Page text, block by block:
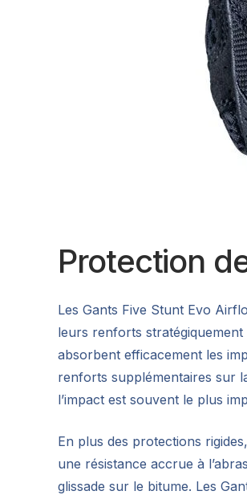
Protection
Les Gants Five Stunt Evo
leurs renforts stratégiquement
absorbent efficacement les
renforts supplémentaires sur
l’impact est souvent le plus
En plus des protections
une résistance accrue à
glissade sur le bitume. Les